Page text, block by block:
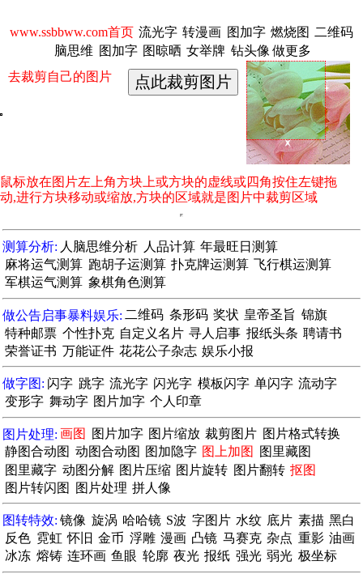
www.ssbbww.com首页 流光字 转漫画 图加字 燃烧图 二维码
脑思维 图加字 图晾晒 女举牌 钻头像 做更多
去裁剪自己的图片
鼠标放在图片左上角方块上或方块的虚线或四角按住左键拖
动,进行方块移动或缩放,方块的区域就是图片中裁剪区域
测算分析: 人脑思维分析 人品计算 年最旺日测算
麻将运气测算 跑胡子运测算 扑克牌运测算 飞行棋运测算
军棋运气测算 象棋角色测算
做公告启事暴料娱乐: 二维码 条形码 奖状 皇帝圣旨 锦旗
特种邮票 个性扑克 自定义名片 寻人启事 报纸头条 聘请书
荣誉证书 万能证件 花花公子杂志 娱乐小报
做字图: 闪字 跳字 流光字 闪光字 模板闪字 单闪字 流动字
变形字 舞动字 图片加字 个人印章
图片处理: 画图 图片加字 图片缩放 裁剪图片 图片格式转换
静图合动图 动图合动图 图加隐字 图上加图
图里藏图
图里藏字 动图分解 图片压缩 图片旋转 图片翻转 抠图
图片转闪图
图片处理 拼人像
图转特效: 镜像 旋涡 哈哈镜 S波 字图片 水纹 底片 素描 黑白
反色 霓虹 怀旧 金币 浮雕 漫画 凸镜 马赛克 杂点 重影 油画
冰冻 熔铸 连环画 鱼眼 轮廓 夜光 报纸 强光 弱光 极坐标